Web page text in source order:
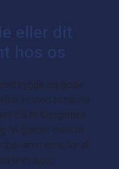
eller dit
hos os
hygge og gode
et sted at samle
Så er Kongernes
Vi glæder os til at
rammerne for alt
til et sjovt